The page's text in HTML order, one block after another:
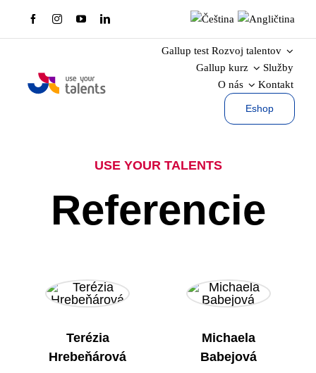
Gallup test Rozvoj talentov
Gallup kurz
Služby
O nás
Kontakt
Eshop
USE YOUR TALENTS
Referencie
Terézia
Hrebeňárová
Michaela
Babejová